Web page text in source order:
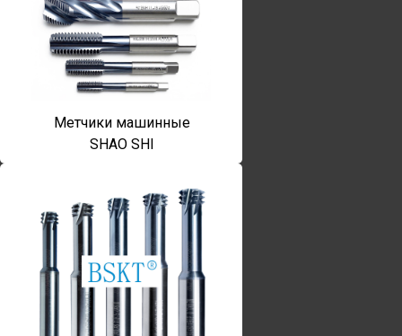
Метчики машинные
SHAO SHI